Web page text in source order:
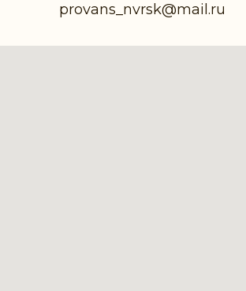
provans_nvrsk@mail.ru